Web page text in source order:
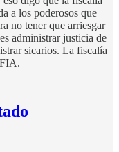
a los poderosos que
no tener que arriesgar
administrar justicia de
sicarios. La fiscalía